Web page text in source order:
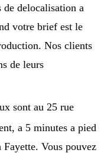
de delocalisation a
votre brief est le
Nos clients
de leurs
sont au 25 rue
a 5 minutes a pied
Vous pouvez